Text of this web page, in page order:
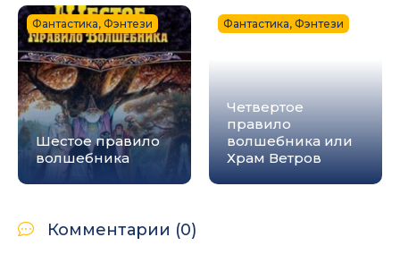
Шестое правило
волшебника
Фантастика, Фэнтези
Четвертое
правило
волшебника или
Храм Ветров
Фантастика, Фэнтези
Комментарии (0)